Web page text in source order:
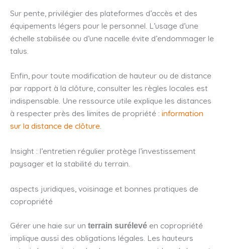
Sur pente, privilégier des plateformes d’accès et des
équipements légers pour le personnel. L’usage d’une
échelle stabilisée ou d’une nacelle évite d’endommager le
talus.
Enfin, pour toute modification de hauteur ou de distance
par rapport à la clôture, consulter les règles locales est
indispensable. Une ressource utile explique les distances
à respecter près des limites de propriété : information
sur la distance de clôture.
Insight : l’entretien régulier protège l’investissement
paysager et la stabilité du terrain.
aspects juridiques, voisinage et bonnes pratiques de
copropriété
Gérer une haie sur un terrain surélevé en copropriété
implique aussi des obligations légales. Les hauteurs